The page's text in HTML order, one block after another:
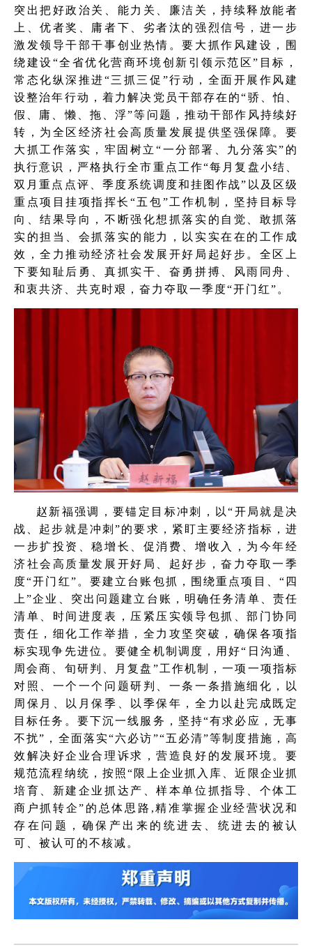
突出把好政治关、能力关、廉洁关，持续释放能者
上、优者奖、庸者下、劣者汰的强烈信号，进一步
激发领导干部干事创业热情。要大抓作风建设，围
绕建设“全省优化营商环境创新引领示范区”目标，
常态化纵深推进“三抓三促”行动，全面开展作风建
设整治年行动，着力解决党员干部存在的“骄、怕、
假、庸、懒、拖、浮”等问题，推动干部作风持续好
转，为全区经济社会高质量发展提供坚强保障。要
大抓工作落实，牢固树立“一分部署、九分落实”的
执行意识，严格执行全市重点工作“每月复盘小结、
双月重点点评、季度系统调度和挂图作战”以及区级
重点项目挂项指挥长“五包”工作机制，坚持目标导
向、结果导向，不断强化想抓落实的自觉、敢抓落
实的担当、会抓落实的能力，以实实在在的工作成
效，全力推动经济社会发展开好局起好步。全区上
下要知耻后勇、真抓实干、奋勇拼搏、风雨同舟、
和衷共济、共克时艰，奋力夺取一季度“开门红”。
赵新福强调，要锚定目标冲刺，以“开局就是决
战、起步就是冲刺”的要求，紧盯主要经济指标，进
一步扩投资、稳增长、促消费、增收入，为今年经
济社会高质量发展开好局、起好步，奋力夺取一季
度“开门红”。要建立台账包抓，围绕重点项目、“四
上”企业、突出问题建立台账，明确任务清单、责任
清单、时间进度表，压紧压实领导包抓、部门协同
责任，细化工作举措，全力攻坚突破，确保各项指
标实现争先进位。要健全机制调度，用好“日沟通、
周会商、旬研判、月复盘”工作机制，一项一项指标
对照、一个一个问题研判、一条一条措施细化，以
周保月、以月保季、以季保年，全力以赴完成既定
目标任务。要下沉一线服务，坚持“有求必应，无事
不扰”，全面落实“六必访”“五必清”等制度措施，高
效解决好企业合理诉求，营造良好的发展环境。要
规范流程纳统，按照“限上企业抓入库、近限企业抓
培育、新建企业抓达产、样本单位抓指导、个体工
商户抓转企”的总体思路,精准掌握企业经营状况和
存在问题，确保产出来的统进去、统进去的被认
可、被认可的不核减。